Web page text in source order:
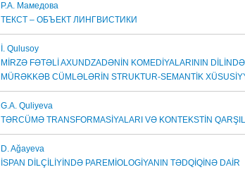
Р.А. Мамедова
ТЕКСТ – ОБЪЕКТ ЛИНГВИСТИКИ
İ. Qulusoy
MİRZƏ FƏTƏLİ AXUNDZADƏNİN KOMEDİYALARININ
MÜRƏKKƏB CÜMLƏLƏRİN STRUKTUR-SEMANTİK
G.A. Quliyeva
TƏRCÜMƏ TRANSFORMASİYALARI VƏ KONTEKSTİN
D. Ağayeva
İSPAN DİLÇİLİYİNDƏ PAREMİOLOGİYANIN TƏDQİQİNƏ DAİR